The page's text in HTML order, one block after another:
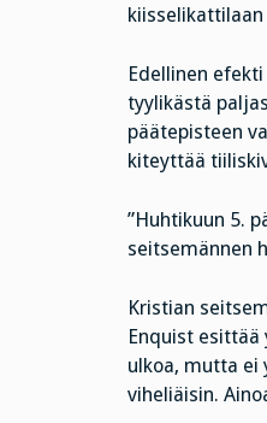
Edellinen
tyylikästä
päätepisteen
kiteyttää
”Huhtikuun 5.
seitsemännen
Kristian
Enquist esittää
ulkoa, mutta ei
viheliäisin.